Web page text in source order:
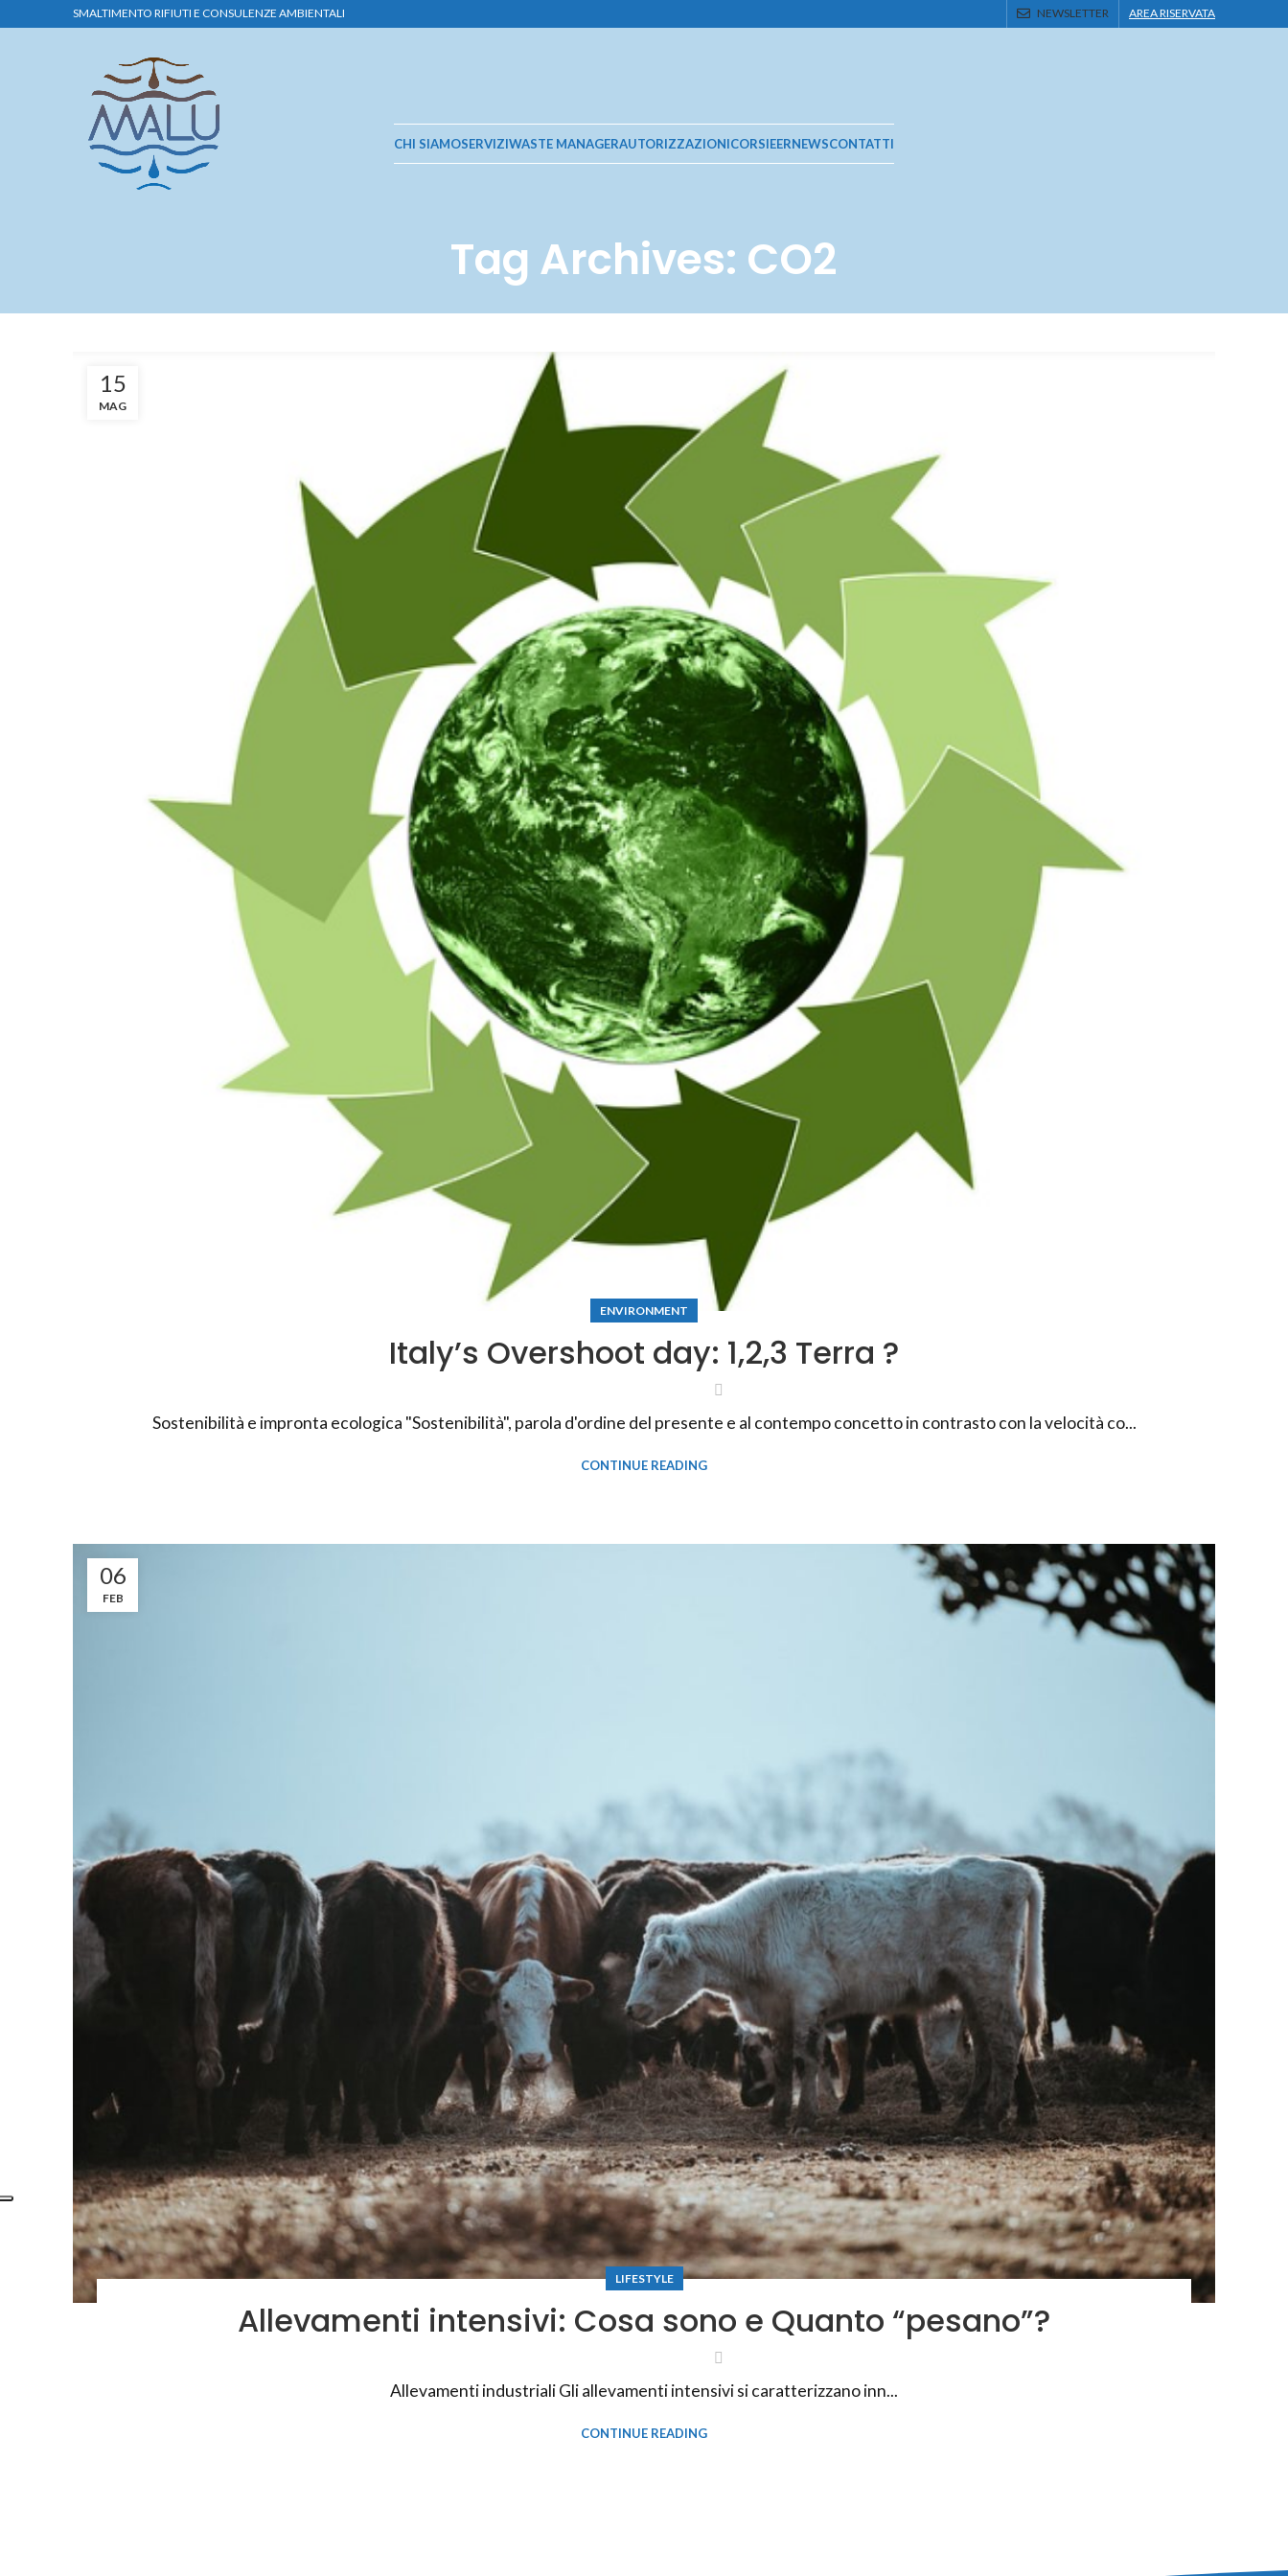
SMALTIMENTO RIFIUTI E CONSULENZE AMBIENTALI NEWSLETTER AREA RISERVATA
CHI SIAMOSERVIZIWASTE MANAGERAUTORIZZAZIONICORSIEERNEWSCONTATTI
Tag Archives: CO2
15
MAG
ENVIRONMENT
Italy’s Overshoot day: 1,2,3 Terra ?
Sostenibilità e impronta ecologica "Sostenibilità", parola d'ordine del presente e al contempo concetto in contrasto con la velocità co...
CONTINUE READING
06
FEB
LIFESTYLE
Allevamenti intensivi: Cosa sono e Quanto “pesano”?
Allevamenti industriali Gli allevamenti intensivi si caratterizzano inn...
CONTINUE READING